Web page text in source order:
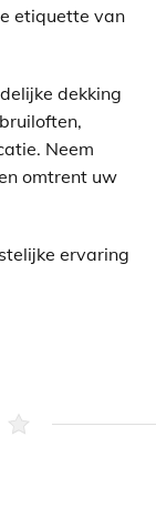
etiquette van
dekking
Neem
omtrent uw
ervaring